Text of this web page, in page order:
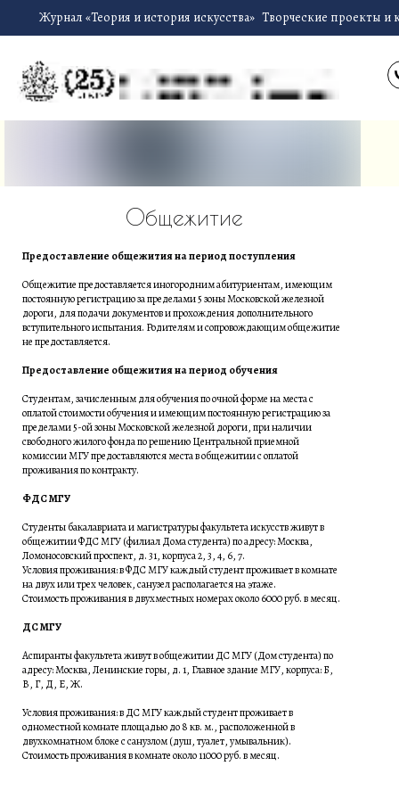
Журнал «Теория и история искусства» Творческие проекты и
Предоставление общежития на период поступления
Общежитие предоставляется иногородним абитуриентам, имеющим
постоянную регистрацию за пределами 5 зоны Московской железной
дороги, для подачи документов и прохождения дополнительного
вступительного испытания. Родителям и сопровождающим общежитие
не предоставляется.
Предоставление общежития на период обучения
Студентам, зачисленным для обучения по очной форме на места с
оплатой стоимости обучения и имеющим постоянную регистрацию за
пределами 5-ой зоны Московской железной дороги, при наличии
свободного жилого фонда по решению Центральной приемной
комиссии МГУ предоставляются места в общежитии с оплатой
проживания по контракту.
ФДС МГУ
Студенты бакалавриата и магистратуры факультета искусств живут в
общежитии ФДС МГУ (филиал Дома студента) по адресу: Москва,
Ломоносовский проспект, д. 31, корпуса 2, 3, 4, 6, 7.
Условия проживания: в ФДС МГУ каждый студент проживает в комнате
на двух или трех человек, санузел располагается на этаже.
Стоимость проживания в двухместных номерах около 6000 руб. в месяц.
ДС МГУ
Аспиранты факультета живут в общежитии ДС МГУ (Дом студента) по
адресу: Москва, Ленинские горы, д. 1, Главное здание МГУ, корпуса: Б,
В, Г, Д, Е, Ж.
Условия проживания: в ДС МГУ каждый студент проживает в
одноместной комнате площадью до 8 кв. м., расположенной в
двухкомнатном блоке с санузлом (душ, туалет, умывальник).
Стоимость проживания в комнате около 11000 руб. в месяц.
Общежитие